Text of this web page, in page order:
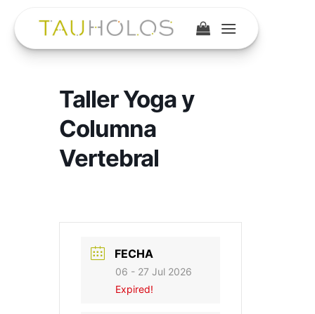
contenido
Taller Yoga y
Columna
Vertebral
FECHA
06 - 27 Jul 2026
Expired!